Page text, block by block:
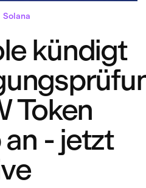
Solana
kündigt
Token
- jetzt